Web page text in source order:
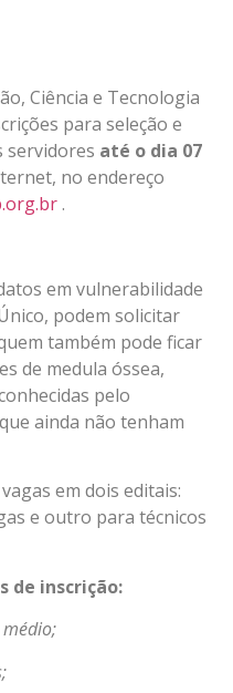
Ciência e Tecnologia
para seleção e
servidores até o dia 07
no endereço
.
em vulnerabilidade
podem solicitar
também pode ficar
de medula óssea,
pelo
ainda não tenham
em dois editais:
e outro para técnicos
de inscrição:
médio;